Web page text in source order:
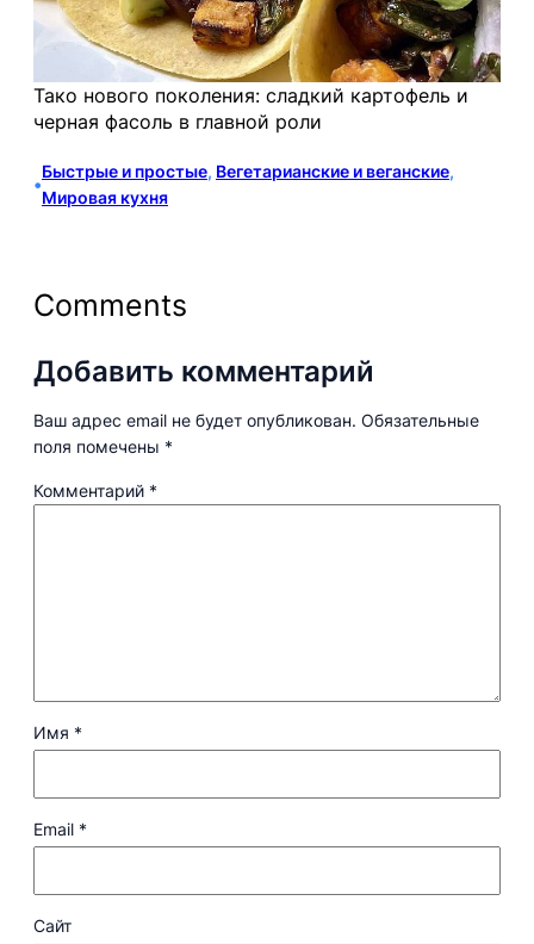
Тако нового поколения: сладкий картофель и
черная фасоль в главной роли
•
Быстрые и простые, Вегетарианские и веганские
Мировая кухня
Comments
Добавить комментарий
Ваш адрес email не будет опубликован. Обязательные
поля помечены *
Комментарий *
Имя *
Email *
Сайт